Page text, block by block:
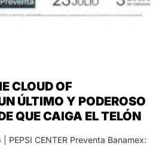
CLOUD OF
ÚLTIMO Y PODEROSO
QUE CAIGA EL TELÓN
PEPSI CENTER Preventa Banamex: